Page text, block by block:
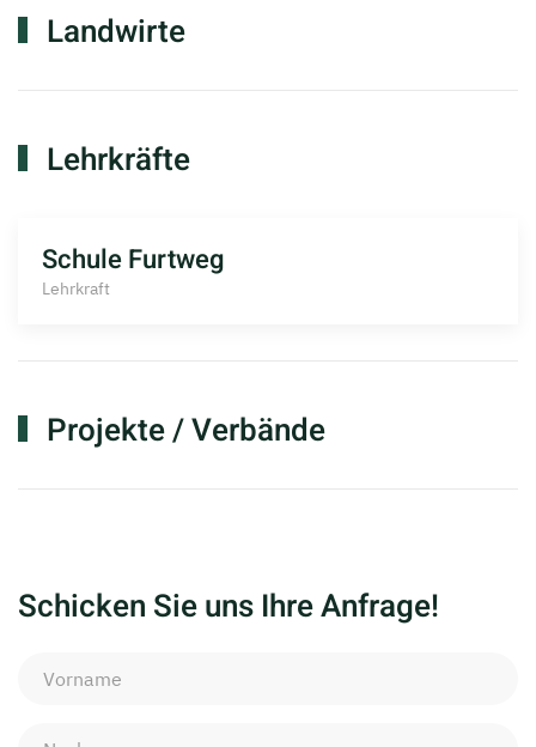
Landwirte
Lehrkräfte
Schule Furtweg
Lehrkraft
Projekte / Verbände
Schicken Sie uns Ihre Anfrage!